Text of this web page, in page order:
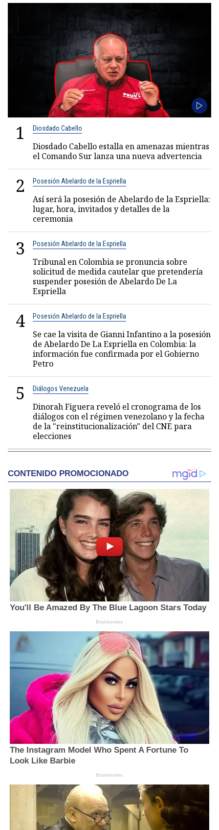
1 Diosdado Cabello
Diosdado Cabello estalla en amenazas mientras
el Comando Sur lanza una nueva advertencia
2 Posesión Abelardo de la Espriella
Así será la posesión de Abelardo de la Espriella:
lugar, hora, invitados y detalles de la
ceremonia
3 Posesión Abelardo de la Espriella
Tribunal en Colombia se pronuncia sobre
solicitud de medida cautelar que pretendería
suspender posesión de Abelardo De La
Espriella
4 Posesión Abelardo de la Espriella
Se cae la visita de Gianni Infantino a la posesión
de Abelardo De La Espriella en Colombia: la
información fue confirmada por el Gobierno
Petro
5 Diálogos Venezuela
Dinorah Figuera reveló el cronograma de los
diálogos con el régimen venezolano y la fecha
de la "reinstitucionalización" del CNE para
elecciones